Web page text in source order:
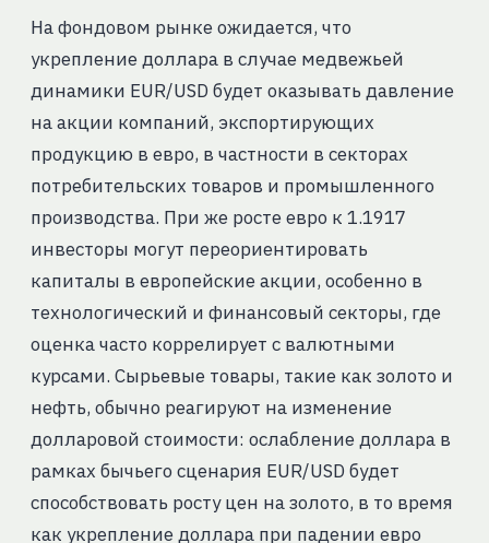
На фондовом рынке ожидается, что
укрепление доллара в случае медвежьей
динамики EUR/USD будет оказывать давление
на акции компаний, экспортирующих
продукцию в евро, в частности в секторах
потребительских товаров и промышленного
производства. При же росте евро к 1.1917
инвесторы могут переориентировать
капиталы в европейские акции, особенно в
технологический и финансовый секторы, где
оценка часто коррелирует с валютными
курсами. Сырьевые товары, такие как золото и
нефть, обычно реагируют на изменение
долларовой стоимости: ослабление доллара в
рамках бычьего сценария EUR/USD будет
способствовать росту цен на золото, в то время
как укрепление доллара при падении евро